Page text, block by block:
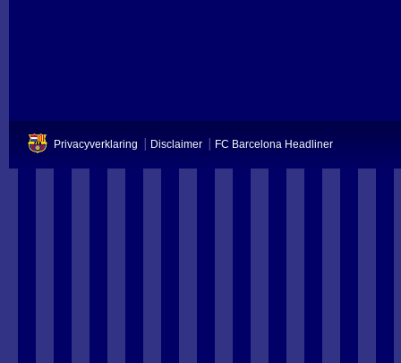
Privacyverklaring Disclaimer FC Barcelona Headliner